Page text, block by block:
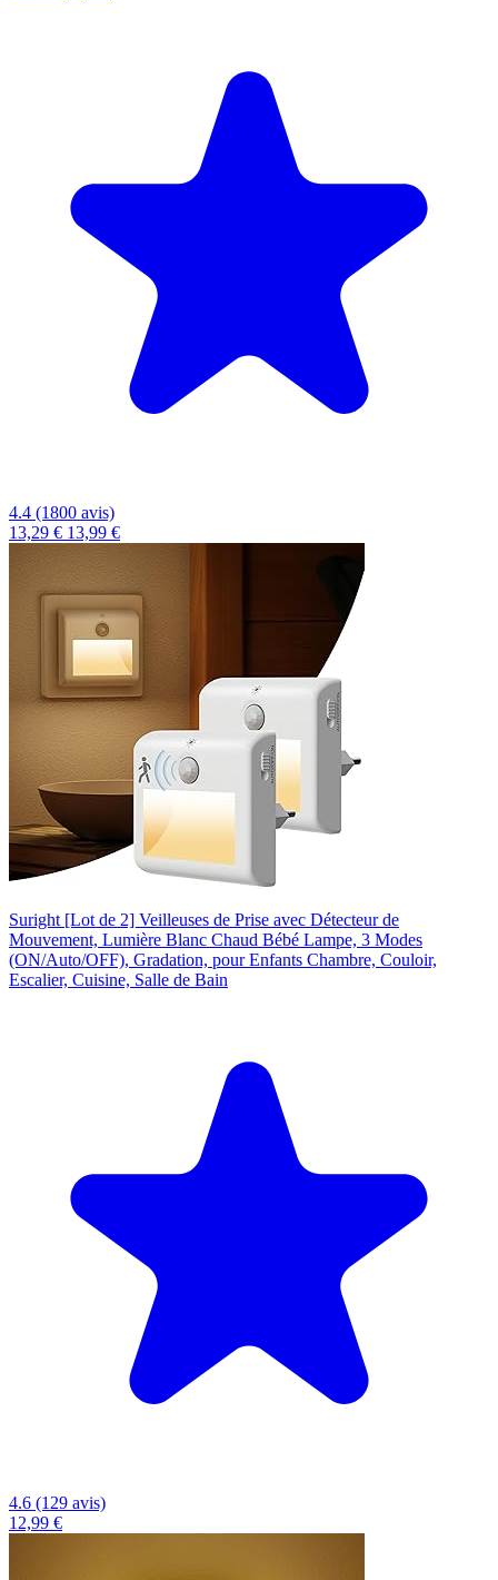
4.4 (1800 avis)
13,29 € 13,99 €
Suright [Lot de 2] Veilleuses de Prise avec Détecteur de
Mouvement, Lumière Blanc Chaud Bébé Lampe, 3 Modes
(ON/Auto/OFF), Gradation, pour Enfants Chambre, Couloir,
Escalier, Cuisine, Salle de Bain
4.6 (129 avis)
12,99 €